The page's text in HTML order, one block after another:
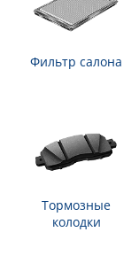
Фильтр салона
Тормозные
колодки